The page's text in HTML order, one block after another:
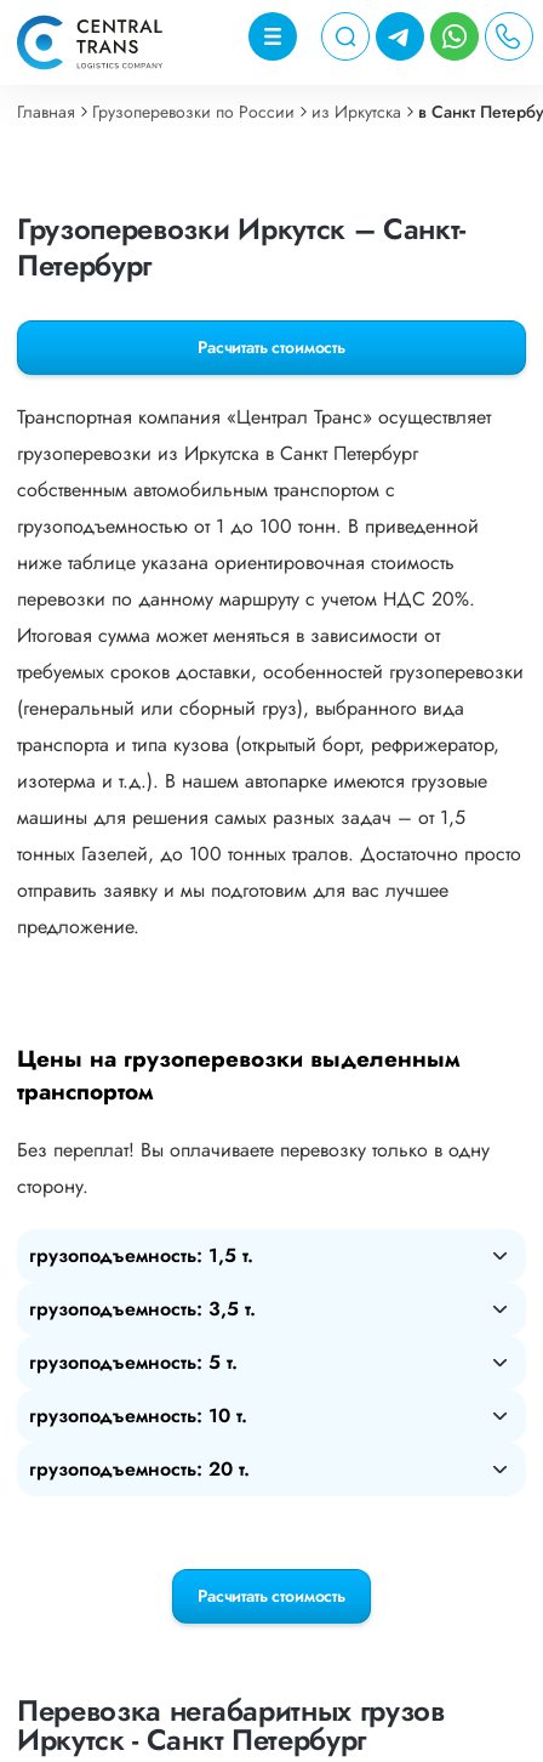
Главная Грузоперевозки по России из Иркутска в Санкт
Грузоперевозки Иркутск – Санкт-
Петербург
Расчитать стоимость
Транспортная компания «Централ Транс» осуществляет
грузоперевозки из Иркутска в Санкт Петербург
собственным автомобильным транспортом с
грузоподъемностью от 1 до 100 тонн. В приведенной
ниже таблице указана ориентировочная стоимость
перевозки по данному маршруту с учетом НДС 20%.
Итоговая сумма может меняться в зависимости от
требуемых сроков доставки, особенностей грузоперевозки
(генеральный или сборный груз), выбранного вида
транспорта и типа кузова (открытый борт, рефрижератор,
изотерма и т.д.). В нашем автопарке имеются грузовые
машины для решения самых разных задач – от 1,5
тонных Газелей, до 100 тонных тралов. Достаточно просто
отправить заявку и мы подготовим для вас лучшее
предложение.
Цены на грузоперевозки выделенным
транспортом
Без переплат! Вы оплачиваете перевозку только в одну
сторону.
грузоподъемность: 1,5 т.
грузоподъемность: 3,5 т.
грузоподъемность: 5 т.
грузоподъемность: 10 т.
грузоподъемность: 20 т.
Расчитать стоимость
Перевозка негабаритных грузов
Иркутск - Санкт Петербург